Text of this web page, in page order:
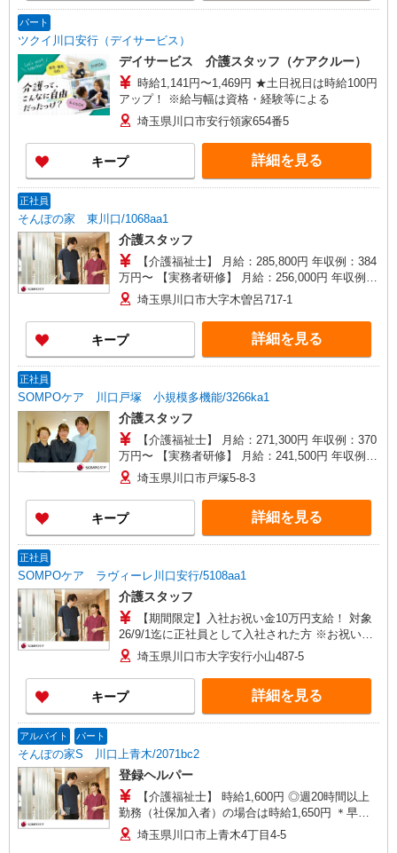
パート
ツクイ川口安行（デイサービス）
デイサービス 介護スタッフ（ケアクルー）
時給1,141円〜1,469円 ★土日祝日は時給100円
アップ！ ※給与幅は資格・経験等による
埼玉県川口市安行領家654番5
キープ 詳細を見る
正社員
そんぽの家 東川口/1068aa1
介護スタッフ
【介護福祉士】 月給：285,800円 年収例：384
万円〜 【実務者研修】 月給：256,000円 年収例：
345万円〜 【初任者研修・無資格】 月給：
247,200円 年収例：334万円〜 ※職務手当、働き
がい向上手当、日祝手当（月平均2回分）、夜勤手
当（月平均5回分）等、毎月平均的に支払われる手
当を含みます。 ※介護福祉士のみ、特別職務手当
分〜） ◎賞与 基本給2.08ヶ月分/年支給
埼玉県川口市大字木曽呂717-1
キープ 詳細を見る
正社員
SOMPOケア 川口戸塚 小規模多機能/3266ka1
介護スタッフ
【介護福祉士】 月給：271,300円 年収例：370
万円〜 【実務者研修】 月給：241,500円 年収例：
330万円〜 【初任者研修】 月給：232,700円 年収
例：320万円〜 ※職務手当、働きがい向上手当、
日祝手当（月平均2回分）、夜勤手当（月平均5回
分）等、毎月平均的に支払われる手当を含みま
す。 ※介護福祉士のみ、特別職務手当も含む ◎オ
時は別途時間外手当支給（超過1分〜） ◎賞与
基本給2.08ヶ月分/年支給
埼玉県川口市戸塚5-8-3
キープ 詳細を見る
正社員
SOMPOケア ラヴィーレ川口安行/5108aa1
介護スタッフ
【期間限定】入社お祝い金10万円支給！ 対象
26/9/1迄に正社員として入社された方 ※お祝い金
は入社後3か月目の給与で支給、その他詳細は面接
時にご案内します 【介護福祉士】月給285,800円
／年収例384万円〜 【実務者研修】月給256,000円
／年収例345万円〜 【初任者研修・無資格】月給
247,200円／年収例334万円〜 ※職務手当、働きが
（月平均5回分）等、毎月平均的に支払われる手当
を含む ※介護福祉士のみ、特別職務手当も含む ◎
残業時は別途時間外手当支給（超過1分〜） ◎賞
与 基本給2.08ヶ月分/年支給
埼玉県川口市大字安行小山487-5
キープ 詳細を見る
アルバイト パート
そんぽの家S 川口上青木/2071bc2
登録ヘルパー
【介護福祉士】 時給1,600円 ◎週20時間以上
勤務（社保加入者）の場合は時給1,650円 ＊早朝
（〜8:00）：時給2,000円〜 ＊日曜祝日：時給
1,900円〜 【実務者研修・初任者研修（ヘルパー1
埼玉県川口市上青木4丁目4-5